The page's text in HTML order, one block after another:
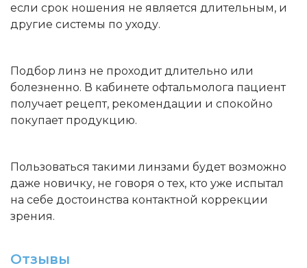
если срок ношения не является длительным, и
другие системы по уходу.
Подбор линз не проходит длительно или
болезненно. В кабинете офтальмолога пациент
получает рецепт, рекомендации и спокойно
покупает продукцию.
Пользоваться такими линзами будет возможно
даже новичку, не говоря о тех, кто уже испытал
на себе достоинства контактной коррекции
зрения.
Отзывы